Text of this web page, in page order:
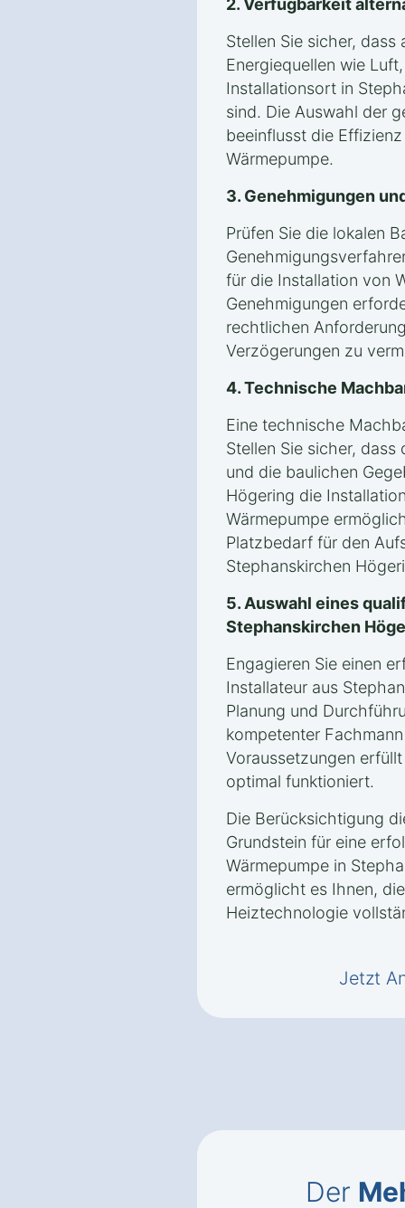
2. Verfügbarkeit
Stellen Sie sicher, dass
Energiequellen wie
Installationsort in
sind. Die Auswahl der
beeinflusst die
Wärmepumpe.
3. Genehmigungen
Prüfen Sie die lokalen
für die Installation von
Genehmigungen
rechtlichen
Verzögerungen zu
4. Technische
Eine technische
Stellen Sie sicher,
und die baulichen
Högering die
Wärmepumpe
Platzbedarf für den
Stephanskirchen
5. Auswahl eines
Stephanskirchen
Engagieren Sie einen
Installateur aus
Planung und
kompetenter
Voraussetzungen
optimal funktioniert.
Die Berücksichtigung
Grundstein für eine
Wärmepumpe in
ermöglicht es Ihnen,
Heiztechnologie
Jetzt
Der